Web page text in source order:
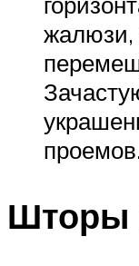
жалюзи,
Шторы